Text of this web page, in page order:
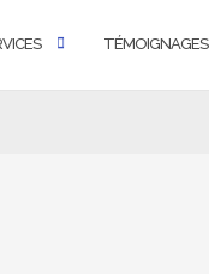
TÉMOIGNAGES